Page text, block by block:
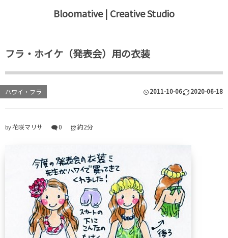
Bloomative | Creative Studio
フラ・ホイケ（発表会）用の衣装
ハワイ・フラ 2011-10-06 2020-06-18
by花咲マリサ 0 約2分
イラスト・デザイン
ファッション・コスメ
日記・イラストレポ
スポーツ・アウトドア